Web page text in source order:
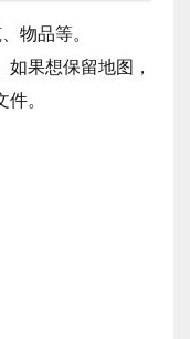
物品等。
果想保留地图，
。